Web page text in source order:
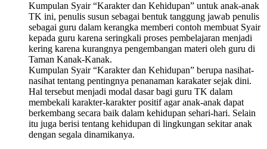
Kumpulan Syair “Karakter dan Kehidupan” untuk anak-anak
TK ini, penulis susun sebagai bentuk tanggung jawab penulis
sebagai guru dalam kerangka memberi contoh membuat Syair
kepada guru karena seringkali proses pembelajaran menjadi
kering karena kurangnya pengembangan materi oleh guru di
Taman Kanak-Kanak.
Kumpulan Syair “Karakter dan Kehidupan” berupa nasihat-
nasihat tentang pentingnya penanaman karakater sejak dini.
Hal tersebut menjadi modal dasar bagi guru TK dalam
membekali karakter-karakter positif agar anak-anak dapat
berkembang secara baik dalam kehidupan sehari-hari. Selain
itu juga berisi tentang kehidupan di lingkungan sekitar anak
dengan segala dinamikanya.